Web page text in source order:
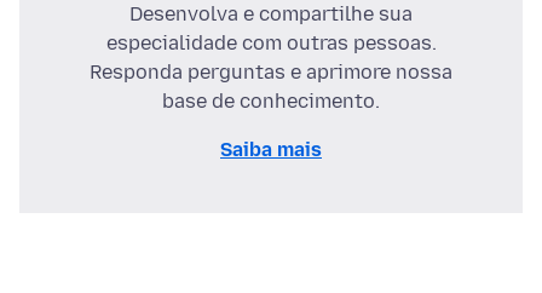
Desenvolva e compartilhe sua
especialidade com outras pessoas.
Responda perguntas e aprimore nossa
base de conhecimento.
Saiba mais